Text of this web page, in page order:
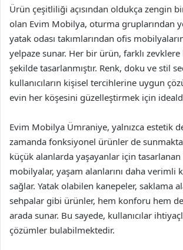
Ürün çeşitliliği açısından oldukça zengin
olan Evim Mobilya, oturma gruplarından
yatak odası takımlarından ofis
yelpaze sunar. Her bir ürün, farklı
şekilde tasarlanmıştır. Renk, doku ve stil
kullanıcıların kişisel tercihlerine uygun
evin her köşesini güzelleştirmek için
Evim Mobilya Ümraniye, yalnızca estetik
zamanda fonksiyonel ürünler de
küçük alanlarda yaşayanlar için
mobilyalar, yaşam alanlarını daha verimli
sağlar. Yatak olabilen kanepeler, saklama
sehpalar gibi ürünler, hem konforu hem
arada sunar. Bu sayede, kullanıcılar
çözümler bulabilmektedir.